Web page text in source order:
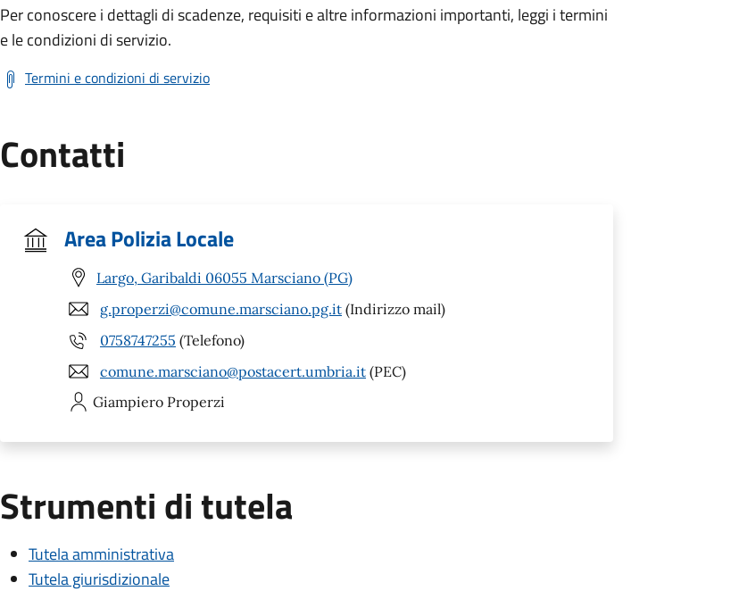
Per conoscere i dettagli di scadenze, requisiti e altre informazioni importanti, leggi i termini
e le condizioni di servizio.
Termini e condizioni di servizio
Contatti
Area Polizia Locale
Largo, Garibaldi 06055 Marsciano (PG)
g.properzi@comune.marsciano.pg.it (Indirizzo mail)
0758747255 (Telefono)
comune.marsciano@postacert.umbria.it (PEC)
Giampiero Properzi
Strumenti di tutela
Tutela amministrativa
Tutela giurisdizionale